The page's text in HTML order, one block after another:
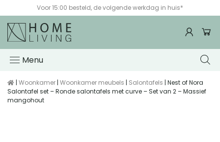
Voor 15:00 besteld, de volgende werkdag in huis*
Menu
| Woonkamer | Woonkamer meubels | Salontafels | Nest of Nora
Salontafel set – Ronde salontafels met curve – Set van 2 – Massief
mangohout